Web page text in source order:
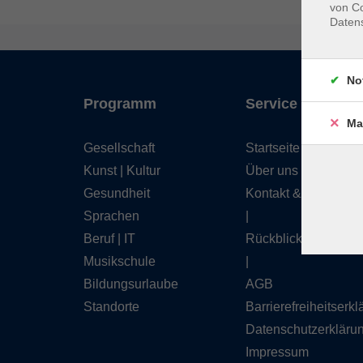
Programm
Gesellschaft
Kunst | Kultur
Gesundheit
Sprachen
Beruf | IT
Musikschule
Bildungsurlaube
Standorte
Service
Startseite
Über uns
Kontakt & Service
Rückblick
AGB
Impressum
von